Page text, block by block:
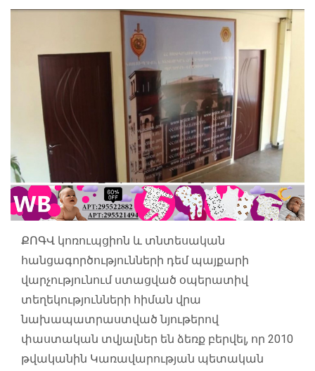
ՔՈԳՎ կոռուպցիոն և տնտեսական
հանցագործությունների դեմ պայքարի
վարչությունում ստացված օպերատիվ
տեղեկությունների հիման վրա
նախապատրաստված նյութերով
փաստական տվյալներ են ձեռք բերվել, որ 2010
թվականին Կառավարության պետական